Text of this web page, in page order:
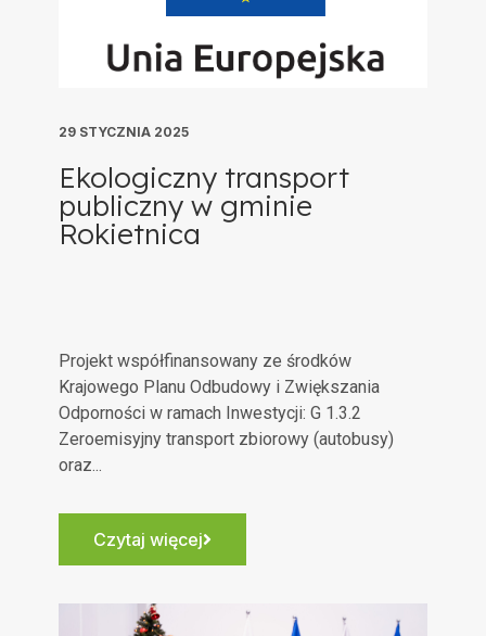
29 STYCZNIA 2025
Ekologiczny transport
publiczny w gminie
Rokietnica
Projekt współfinansowany ze środków
Krajowego Planu Odbudowy i Zwiększania
Odporności w ramach Inwestycji: G 1.3.2
Zeroemisyjny transport zbiorowy (autobusy)
oraz...
Czytaj więcej